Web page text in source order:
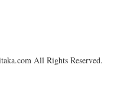
All Rights Reserved.